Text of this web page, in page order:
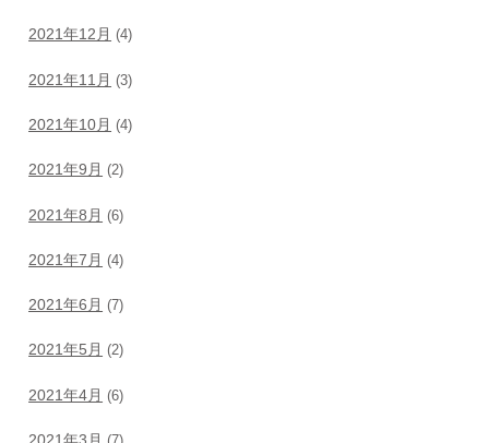
2021年12月 (4)
2021年11月 (3)
2021年10月 (4)
2021年9月 (2)
2021年8月 (6)
2021年7月 (4)
2021年6月 (7)
2021年5月 (2)
2021年4月 (6)